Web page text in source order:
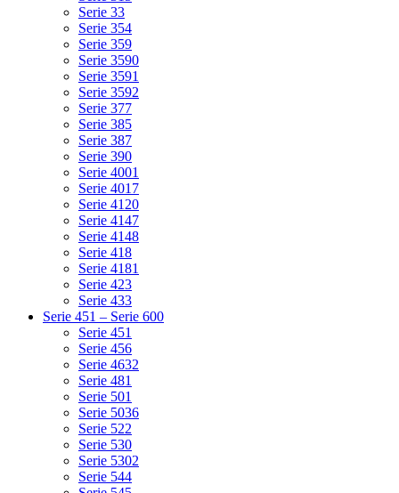
Serie 33
Serie 354
Serie 359
Serie 3590
Serie 3591
Serie 3592
Serie 377
Serie 385
Serie 387
Serie 390
Serie 4001
Serie 4017
Serie 4120
Serie 4147
Serie 4148
Serie 418
Serie 4181
Serie 423
Serie 433
Serie 451 – Serie 600
Serie 451
Serie 456
Serie 4632
Serie 481
Serie 501
Serie 5036
Serie 522
Serie 530
Serie 5302
Serie 544